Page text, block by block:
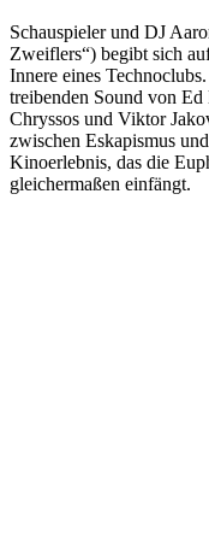
Schauspieler und DJ
Zweiflers“) begibt sich
Innere eines
treibenden Sound von
Chryssos und Viktor
zwischen Eskapismus
Kinoerlebnis, das die
gleichermaßen einfängt.